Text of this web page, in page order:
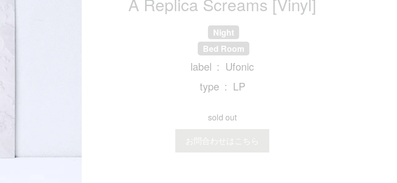
Night
Bed Room
label
Ufonic
type
LP
sold out
お問合わせはこちら